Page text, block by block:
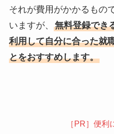
それが費用がかかるもの
いますが、 無料登録でき
利用して自分に合った就
とをおすすめします。
［PR］便利